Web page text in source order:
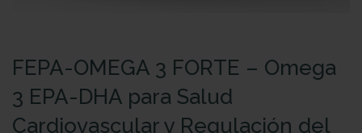
FEPA-OMEGA 3 FORTE – Omega
3 EPA-DHA para Salud
Cardiovascular y Regulación del